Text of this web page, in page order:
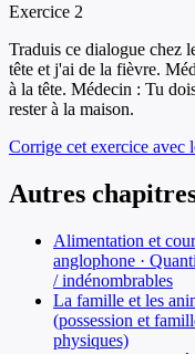
Exercice 2
Traduis ce dialogue chez
tête et j'ai de la fièvre.
à la tête. Médecin : Tu
rester à la maison.
Corrige cet exercice avec
Autres
Alimentation et
anglophone ·
/ indénombrables
La famille et les
(possession et
physiques)